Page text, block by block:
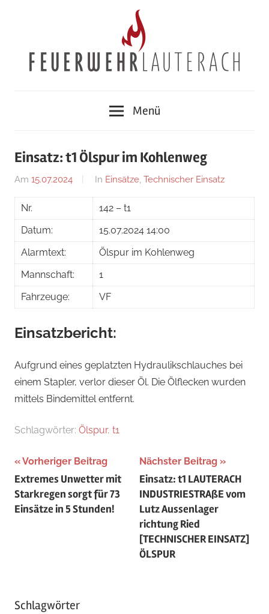
Lauterach
Menü
Einsatz: t1 Ölspur im Kohlenweg
Am 15.07.2024
Von
Jakob
Steiner
In Einsätze, Technischer Einsatz
Nr.
142 – t1
Datum:
15.07.2024 14:00
Alarmtext:
Ölspur im Kohlenweg
Mannschaft:
1
Fahrzeuge:
VF
Einsatzbericht:
Aufgrund eines geplatzten Hydraulikschlauches bei
einem Stapler, verlor dieser Öl. Die Ölflecken wurden
mittels Bindemittel entfernt.
Schlagwörter: Ölspur, t1
Beitragsnavigation
Vorheriger Beitrag
Extremes Unwetter mit
Starkregen sorgt für 73
Einsätze in 5 Stunden!
Nächster Beitrag
Einsatz: t1 LAUTERACH
INDUSTRIESTRAßE vom
Lutz Aussenlager
richtung Ried
[TECHNISCHER EINSATZ]
ÖLSPUR
Schlagwörter